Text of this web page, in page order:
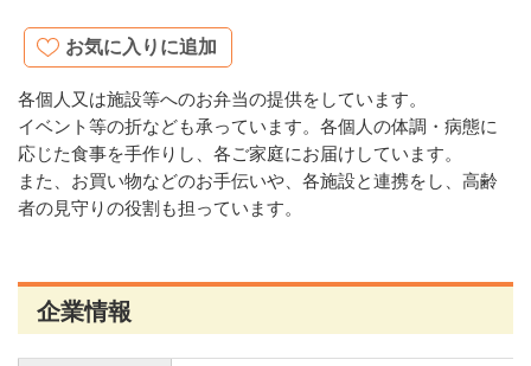
お気に入りに追加
各個人又は施設等へのお弁当の提供をしています。
イベント等の折なども承っています。各個人の体調・病態に
応じた食事を手作りし、各ご家庭にお届けしています。
また、お買い物などのお手伝いや、各施設と連携をし、高齢
者の見守りの役割も担っています。
企業情報